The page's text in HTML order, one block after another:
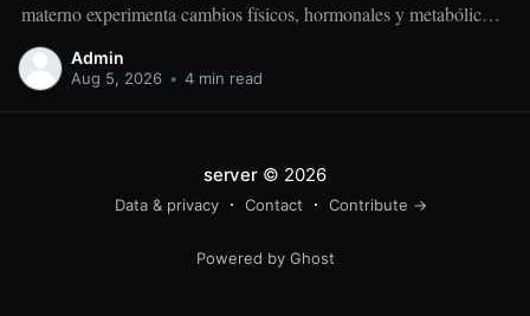
materno experimenta cambios físicos, hormonales y metabólicos
extraordinarios para crear y sostener una nueva vida. Más allá de
“comer por dos”, el embarazo requiere comer mejor, nutrir
Admin
Aug 5, 2026 • 4 min read
server© 2026
Data & privacy Contact Contribute →
Powered by Ghost